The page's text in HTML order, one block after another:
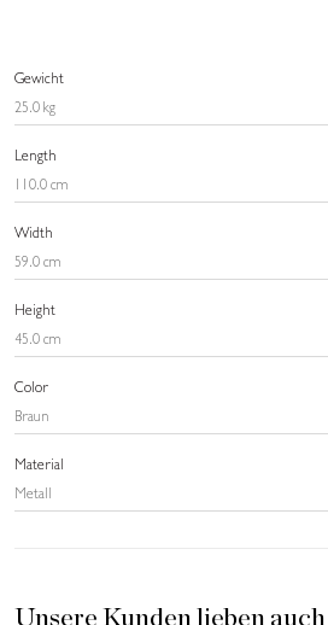
Gewicht
25.0 kg
Length
110.0 cm
Width
59.0 cm
Height
45.0 cm
Color
Braun
Material
Metall
Unsere Kunden lieben auch